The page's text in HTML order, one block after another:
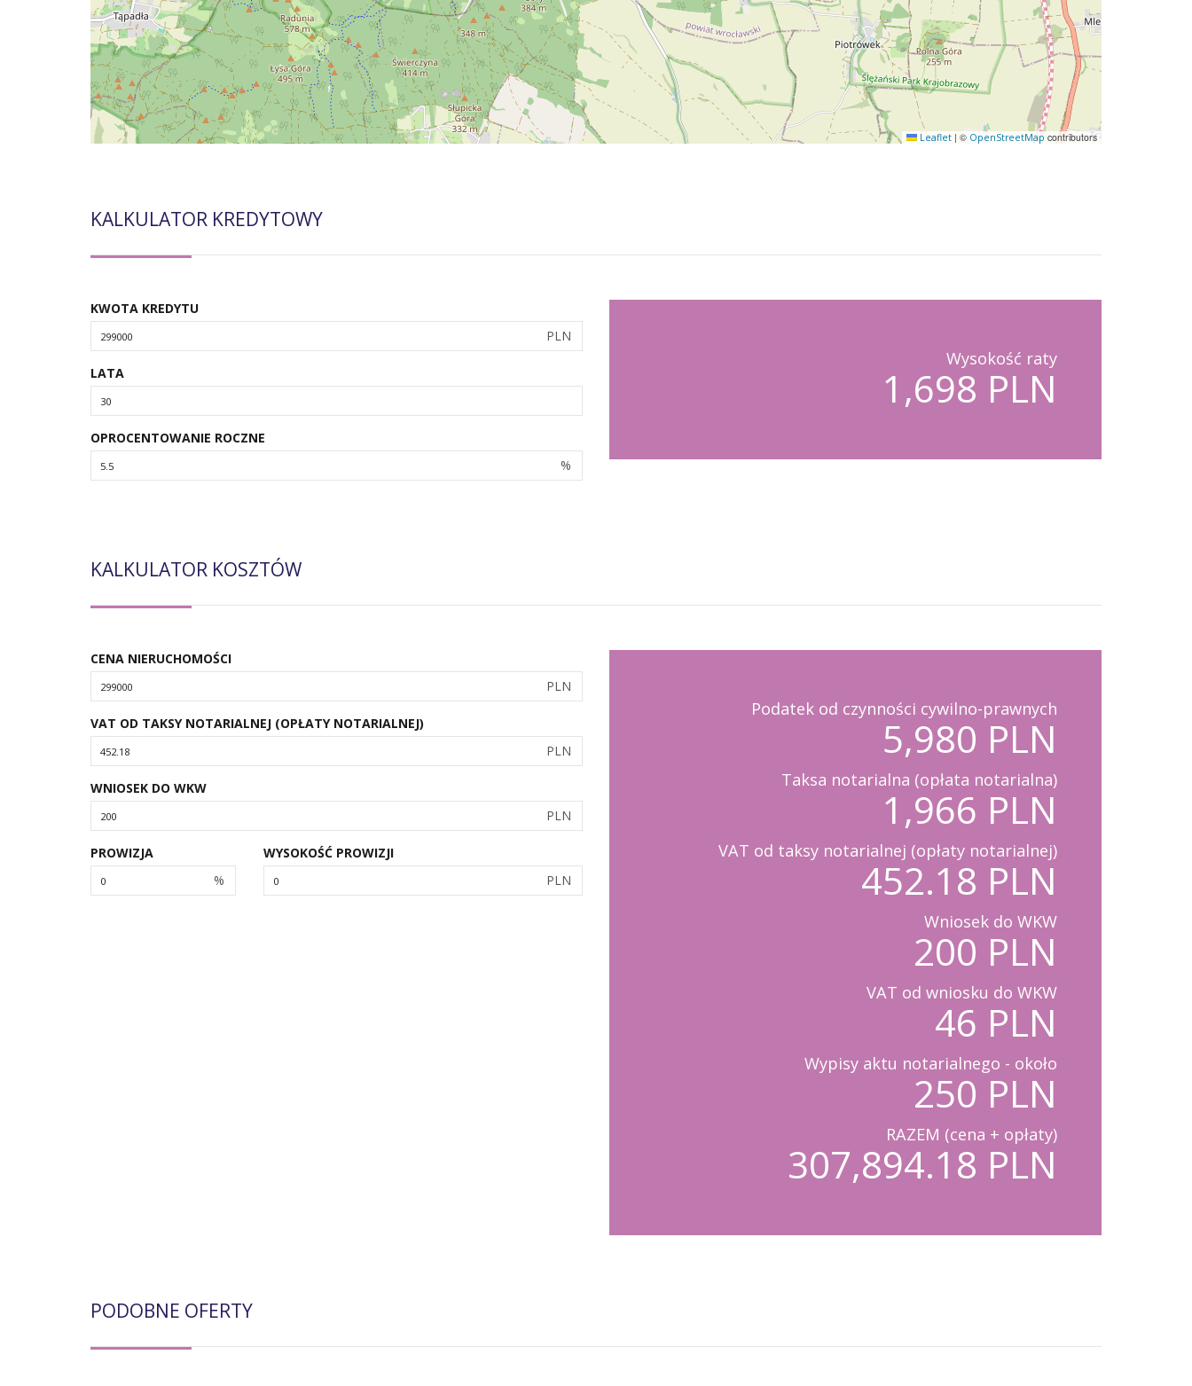
Leaflet | © OpenStreetMap contributors
KALKULATOR KREDYTOWY
KWOTA KREDYTU
PLN
LATA
OPROCENTOWANIE ROCZNE
%
Wysokość raty
1,698 PLN
KALKULATOR KOSZTÓW
CENA NIERUCHOMOŚCI
PLN
VAT OD TAKSY NOTARIALNEJ (OPŁATY NOTARIALNEJ)
PLN
WNIOSEK DO WKW
PLN
PROWIZJA
%
WYSOKOŚĆ PROWIZJI
PLN
Podatek od czynności cywilno-prawnych
5,980 PLN
Taksa notarialna (opłata notarialna)
1,966 PLN
VAT od taksy notarialnej (opłaty notarialnej)
452.18 PLN
Wniosek do WKW
200 PLN
VAT od wniosku do WKW
46 PLN
Wypisy aktu notarialnego - około
250 PLN
RAZEM (cena + opłaty)
307,894.18 PLN
PODOBNE OFERTY